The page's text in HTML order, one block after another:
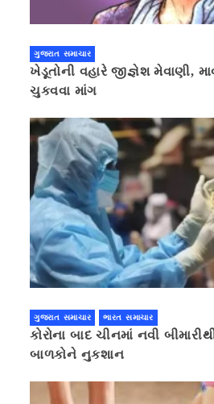
ગુજરાત સમાચાર
ખેડૂતોની વહારે જીજ્ઞેશ મેવાણી,
ચુકવવા માંગ
ગુજરાત સમાચાર ભારત સમાચાર
કોરોના બાદ ચીનમાં નવી
બાળકોને નુકશાન